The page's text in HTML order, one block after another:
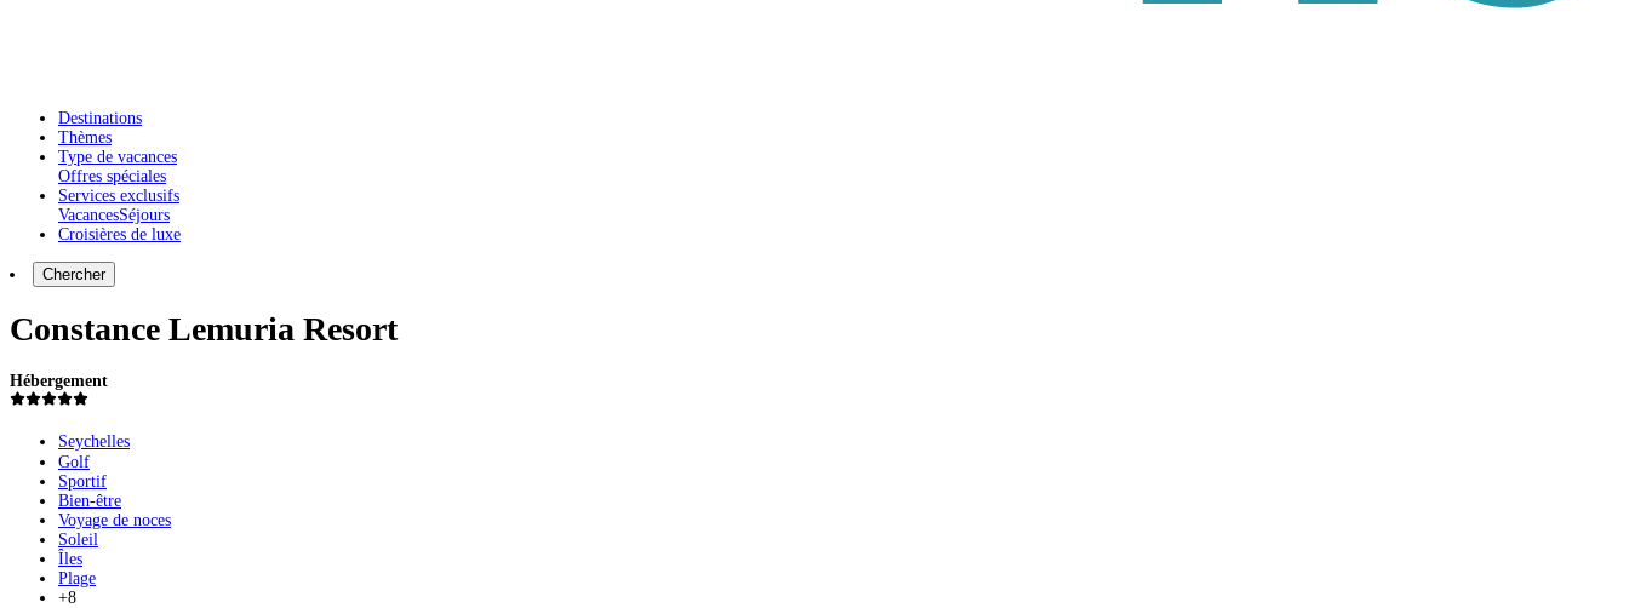
Destinations
Thèmes
Type de vacances
Offres spéciales
Services exclusifs
VacancesSéjours
Croisières de luxe
Chercher
Constance Lemuria Resort
Hébergement
Seychelles
Golf
Sportif
Bien-être
Voyage de noces
Soleil
Îles
Plage
+8